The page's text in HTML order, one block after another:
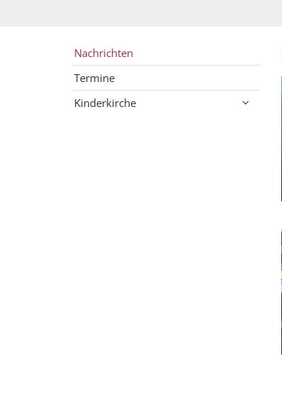
Nachrichten
Termine
Kinderkirche